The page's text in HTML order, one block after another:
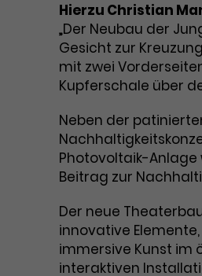
Hierzu Christian
„Der Neubau der
Gesicht zur
mit zwei
Kupferschale über
Neben der
Photovoltaik-
Beitrag zur
Der neue
innovative
immersive Kunst im
interaktiven